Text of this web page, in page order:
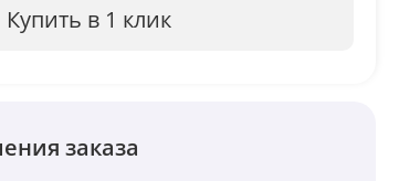
Купить в 1 клик
заказа